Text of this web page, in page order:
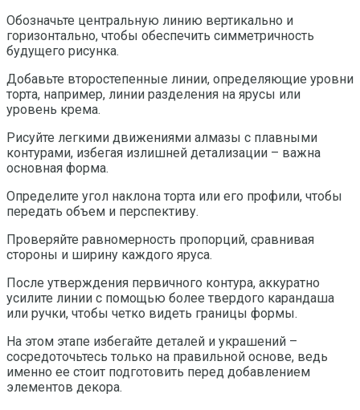
Обозначьте центральную линию вертикально и
горизонтально, чтобы обеспечить симметричность
будущего рисунка.
Добавьте второстепенные линии, определяющие уровни
торта, например, линии разделения на ярусы или
уровень крема.
Рисуйте легкими движениями алмазы с плавными
контурами, избегая излишней детализации – важна
основная форма.
Определите угол наклона торта или его профили, чтобы
передать объем и перспективу.
Проверяйте равномерность пропорций, сравнивая
стороны и ширину каждого яруса.
После утверждения первичного контура, аккуратно
усилите линии с помощью более твердого карандаша
или ручки, чтобы четко видеть границы формы.
На этом этапе избегайте деталей и украшений –
сосредоточьтесь только на правильной основе, ведь
именно ее стоит подготовить перед добавлением
элементов декора.